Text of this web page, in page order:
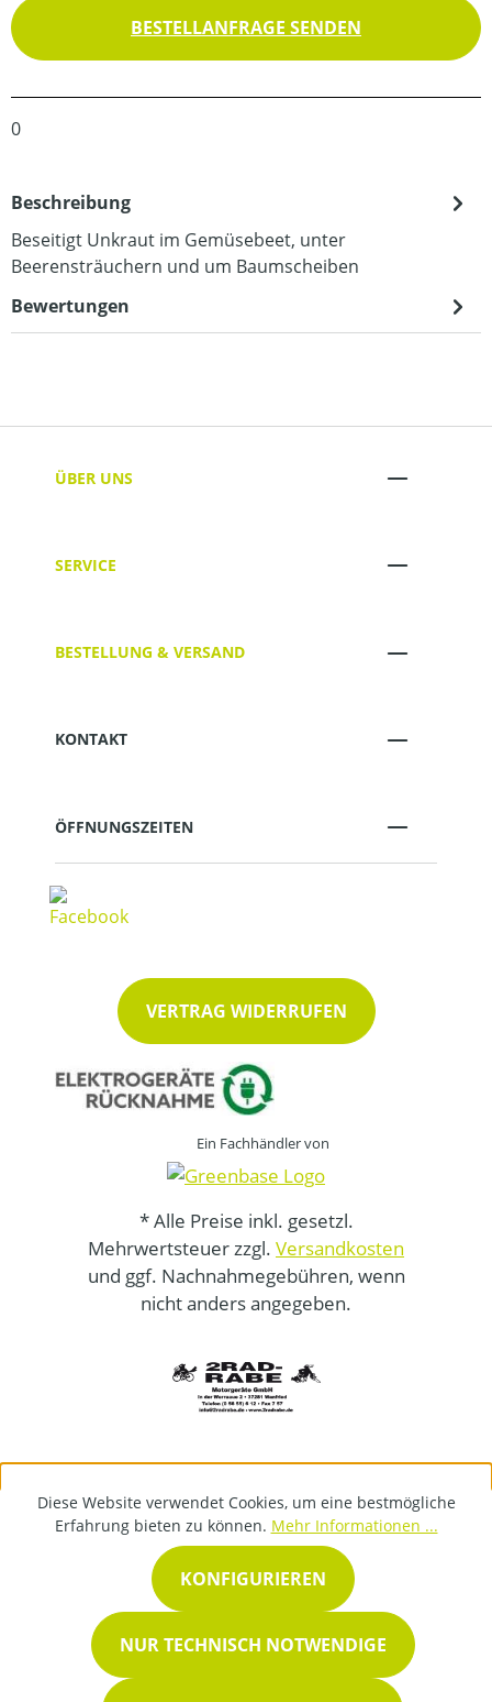
BESTELLANFRAGE SENDEN
0
Beschreibung
Beseitigt Unkraut im Gemüsebeet, unter
Beerensträuchern und um Baumscheiben
Bewertungen
ÜBER UNS
SERVICE
BESTELLUNG & VERSAND
KONTAKT
ÖFFNUNGSZEITEN
VERTRAG WIDERRUFEN
Ein Fachhändler von
* Alle Preise inkl. gesetzl.
Mehrwertsteuer zzgl. Versandkosten
und ggf. Nachnahmegebühren, wenn
nicht anders angegeben.
Diese Website verwendet Cookies, um eine bestmögliche
Erfahrung bieten zu können. Mehr Informationen ...
NUR TECHNISCH NOTWENDIGE
KONFIGURIEREN